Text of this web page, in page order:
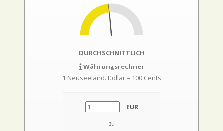
DURCHSCHNITTLICH
Währungsrechner
1 Neuseeländ. Dollar = 100 Cents
EUR
zu